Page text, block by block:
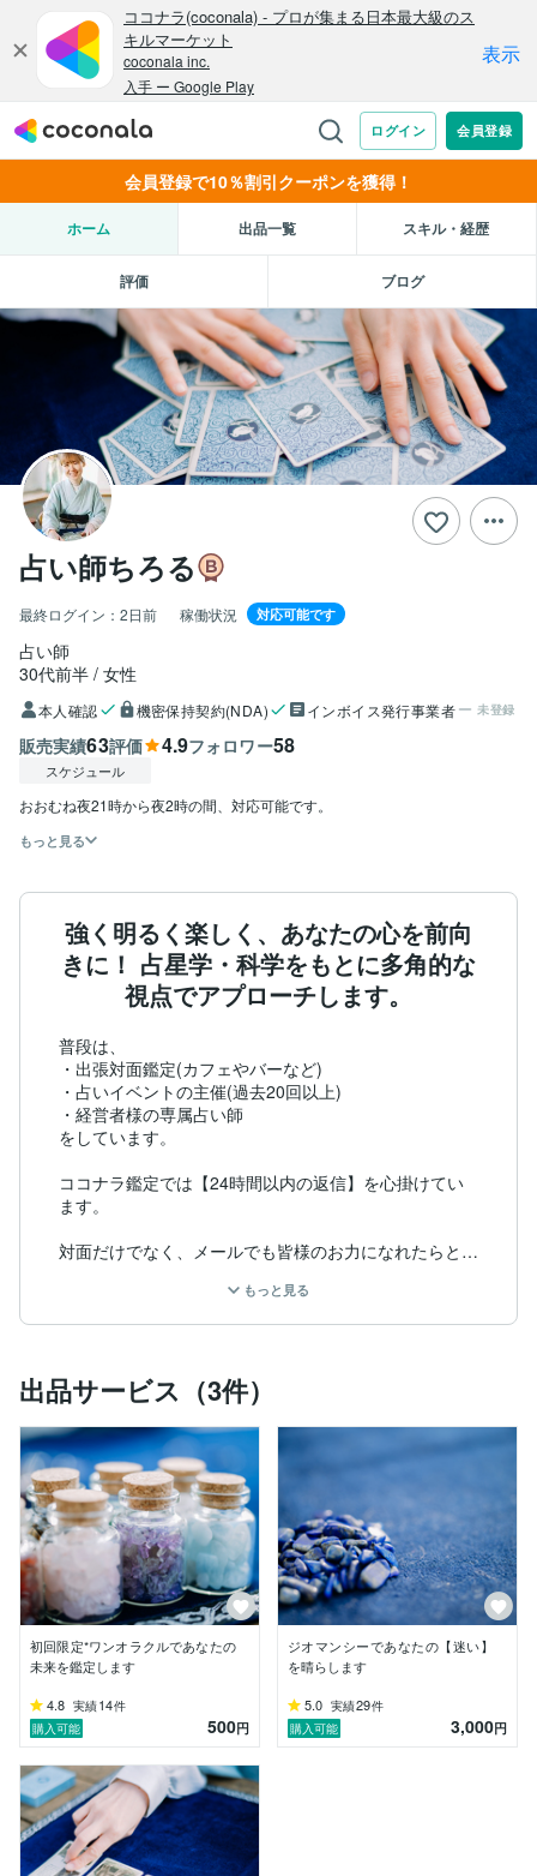
会員登録で10％割引クーポンを獲得！
ホーム 出品一覧 スキル・経歴
評価 ブログ
占い師ちろる
最終ログイン： 2日前 稼働状況 対応可能です
占い師
30代前半 女性
本人確認 機密保持契約(NDA) インボイス発行事業者 未登録
販売実績63評価 4.9フォロワー58
スケジュール
おおむね夜21時から夜2時の間、対応可能です。
もっと見る
強く明るく楽しく、あなたの心を前向
きに！ 占星学・科学をもとに多角的な
視点でアプローチします。
普段は、
・出張対面鑑定(カフェやバーなど)
・占いイベントの主催(過去20回以上)
・経営者様の専属占い師
をしています。
ココナラ鑑定では【24時間以内の返信】を心掛けてい
ます。
対面だけでなく、メールでも皆様のお力になれたらと考
・お客様からのご指摘対応
・管理責任者
・新人教育
などを行っていました。
その結果、自然と
【目の前の方のお悩み事や抱えている問題】
が見えてくるようになりました。
その経験から、
・強みの活かし方
・ご指摘対応の方法
・上司部下の関わり方
・人と信頼関係を築く方法
・人間関係でストレスを感じた時の対処法
など、【対人関係にまつわる鑑定】が得意です。
物事を解決し、より良い方向に向かわせるためには何を
すべきか、具体的で分かりやすく、丁寧な鑑定を心掛け
ています。
もっと見る
出品サービス（3件）
初回限定*ワンオラクルであなたの
未来を鑑定します
4.8 実績14件
購入可能
500円
ジオマンシーであなたの【迷い】
を晴らします
5.0 実績29件
購入可能
3,000円